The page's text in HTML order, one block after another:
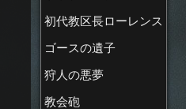
初代教区長ローレンス
ゴースの遺子
狩人の悪夢
教会砲